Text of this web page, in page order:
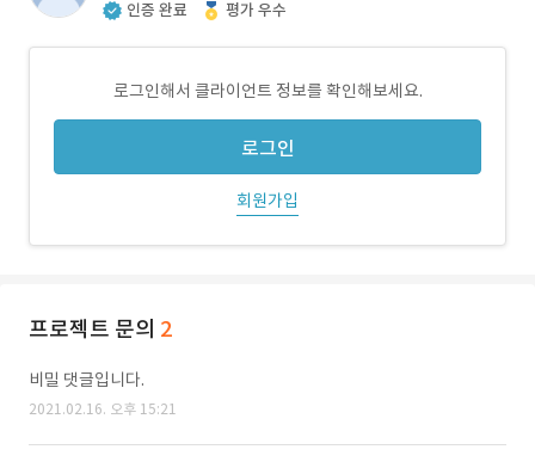
인증 완료 평가 우수
로그인해서 클라이언트 정보를 확인해보세요.
로그인
회원가입
프로젝트 문의 2
비밀 댓글입니다.
2021.02.16. 오후 15:21